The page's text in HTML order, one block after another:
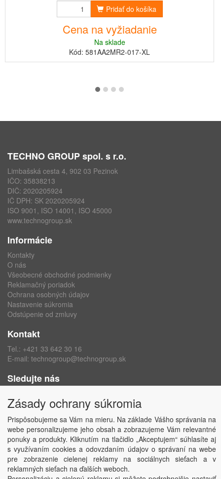
Pridať do košíka
Cena na vyžiadanie
Na sklade
Kód: 581AA2MR2-017-XL
TECHNO GROUP spol. s r.o.
Limbašská cesta 4, 902 03 Pezinok
IČO: 35838213
DIČ: 2020205924
IČ DPH: SK 2020205924
ISO 9001, ISO 14001, ISO 45000
www.technogroup.sk
Informácie
Kontakty
O nás
Všeobecné obchodné podmienky
Reklamačný poriadok
Ochrana osobných údajov
Nastavenie súkromia
Odstúpenie od zmluvy
Kontakt
Tel.: +421 33 642 30 16
E-mail: technogroup@technogroup.sk
Sledujte nás
Instagram
Copyright © TECHNO GROUP spol. s r.o.2026
Powered by
ABRA
Zásady ochrany súkromia
Prispôsobujeme sa Vám na mieru. Na základe Vášho správania na
webe personalizujeme jeho obsah a zobrazujeme Vám relevantné
ponuky a produkty. Kliknutím na tlačidlo „Akceptujem“ súhlasíte aj
s využívaním cookies a odovzdaním údajov o správaní na webe
pre zobrazenie cielenej reklamy na sociálnych sieťach a v
reklamných sieťach na ďalších weboch.